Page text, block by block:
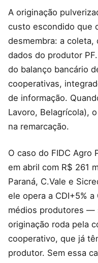
A originação
custo escondido que
desmembra: a coleta,
dados do produtor
do balanço bancário
cooperativas,
de informação.
Lavoro, Belagrícola),
na remarcação.
O caso do FIDC Agro
em abril com R$ 261
Paraná, C.Vale e
ele opera a CDI+5%
médios produtores —
originação roda pela
cooperativo, que já
produtor. Sem essa